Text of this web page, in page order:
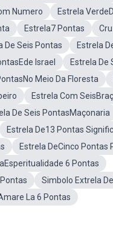
Numero
Estrela
Estrela7 Pontas
De Seis Pontas
Estrela
Israel
Estrela De
Meio Da Floresta
Estrela Com
De Seis PontasMaçonaria
Estrela De13 Pontas
Estrela DeCinco Pontas
6 Pontas
Simbolo Extrela
La 6 Pontas